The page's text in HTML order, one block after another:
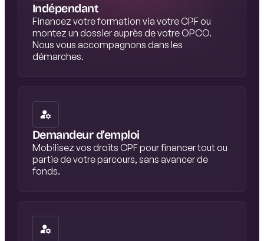
Indépendant
Financez votre formation via votre CPF ou
montez un dossier auprès de votre OPCO.
Nous vous accompagnons dans les
démarches.
Demandeur d’emploi
Mobilisez vos droits CPF pour financer tout ou
partie de votre parcours, sans avancer de
fonds.